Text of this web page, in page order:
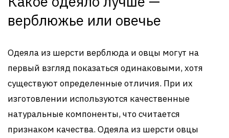
верблюжье или овечье
Одеяла из шерсти верблюда и овцы могут на
первый взгляд показаться одинаковыми, хотя
существуют определенные отличия. При их
изготовлении используются качественные
натуральные компоненты, что считается
признаком качества. Одеяла из шерсти овцы